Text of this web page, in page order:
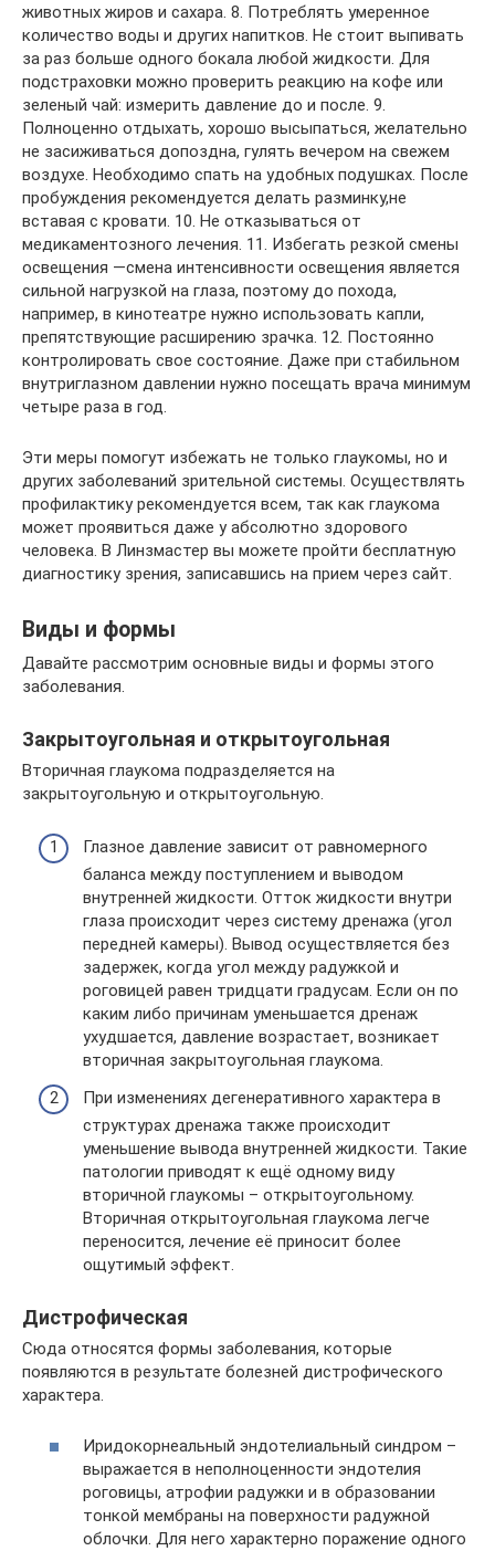
животных жиров и сахара. 8. Потреблять умеренное
количество воды и других напитков. Не стоит выпивать
за раз больше одного бокала любой жидкости. Для
подстраховки можно проверить реакцию на кофе или
зеленый чай: измерить давление до и после. 9.
Полноценно отдыхать, хорошо высыпаться, желательно
не засиживаться допоздна, гулять вечером на свежем
воздухе. Необходимо спать на удобных подушках. После
пробуждения рекомендуется делать разминку,не
вставая с кровати. 10. Не отказываться от
медикаментозного лечения. 11. Избегать резкой смены
освещения —смена интенсивности освещения является
сильной нагрузкой на глаза, поэтому до похода,
например, в кинотеатре нужно использовать капли,
препятствующие расширению зрачка. 12. Постоянно
контролировать свое состояние. Даже при стабильном
внутриглазном давлении нужно посещать врача минимум
четыре раза в год.
Эти меры помогут избежать не только глаукомы, но и
других заболеваний зрительной системы. Осуществлять
профилактику рекомендуется всем, так как глаукома
может проявиться даже у абсолютно здорового
человека. В Линзмастер вы можете пройти бесплатную
диагностику зрения, записавшись на прием через сайт.
Виды и формы
Давайте рассмотрим основные виды и формы этого
заболевания.
Закрытоугольная и открытоугольная
Вторичная глаукома подразделяется на
закрытоугольную и открытоугольную.
Глазное давление зависит от равномерного
баланса между поступлением и выводом
внутренней жидкости. Отток жидкости внутри
глаза происходит через систему дренажа (угол
передней камеры). Вывод осуществляется без
задержек, когда угол между радужкой и
роговицей равен тридцати градусам. Если он по
каким либо причинам уменьшается дренаж
ухудшается, давление возрастает, возникает
вторичная закрытоугольная глаукома.
При изменениях дегенеративного характера в
структурах дренажа также происходит
уменьшение вывода внутренней жидкости. Такие
патологии приводят к ещё одному виду
вторичной глаукомы – открытоугольному.
Вторичная открытоугольная глаукома легче
переносится, лечение её приносит более
ощутимый эффект.
Дистрофическая
Сюда относятся формы заболевания, которые
появляются в результате болезней дистрофического
характера.
Иридокорнеальный эндотелиальный синдром –
выражается в неполноценности эндотелия
роговицы, атрофии радужки и в образовании
тонкой мембраны на поверхности радужной
облочки. Для него характерно поражение одного